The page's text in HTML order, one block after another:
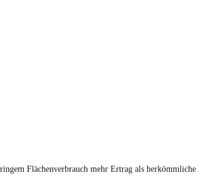
Flächenverbrauch mehr Ertrag als